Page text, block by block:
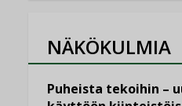
NÄKÖKULMIA
Puheista tekoihin –